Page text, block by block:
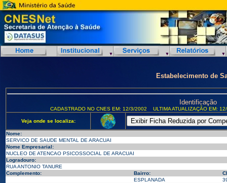
Estabelecimento de
Identificação
CADASTRADO NO CNES EM: 12/3/2002 ULTIMA ATUALIZAÇÃO EM:
Veja onde se localiza:
Nome:
SERVICO DE SAUDE MENTAL DE ARACUAI
Nome Empresarial:
NUCLEO DE ATENCAO PSICOSSOCIAL DE ARACUAI
Logradouro:
RUA ANTONIO TANURE
Complemento:
Bairro:
ESPLANADA